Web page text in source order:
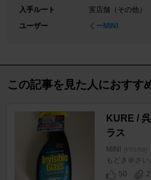
入手ルート
実店舗（その他）
ユーザー
くーMINI
この記事を見た人におすす
KURE /
ラス
MINI [F55/56]
もどき＠さ
50
2